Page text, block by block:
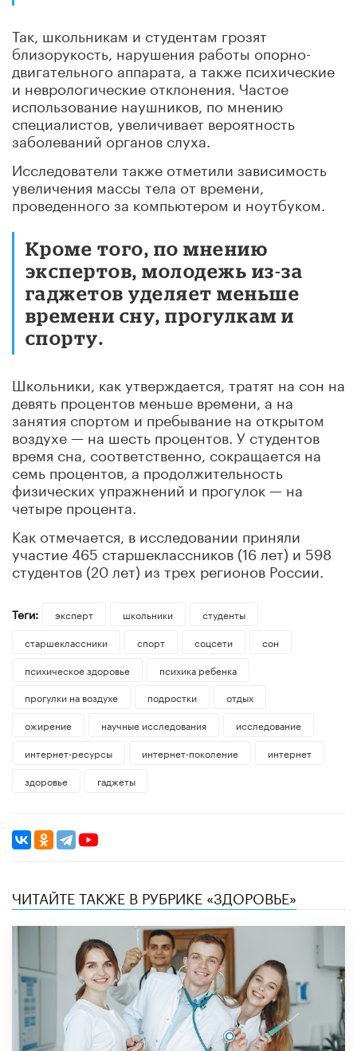
Так, школьникам и студентам грозят
близорукость, нарушения работы опорно-
двигательного аппарата, а также психические
и неврологические отклонения. Частое
использование наушников, по мнению
специалистов, увеличивает вероятность
заболеваний органов слуха.
Исследователи также отметили зависимость
увеличения массы тела от времени,
проведенного за компьютером и ноутбуком.
Кроме того, по мнению
экспертов, молодежь из-за
гаджетов уделяет меньше
времени сну, прогулкам и
спорту.
Школьники, как утверждается, тратят на сон на
девять процентов меньше времени, а на
занятия спортом и пребывание на открытом
воздухе — на шесть процентов. У студентов
время сна, соответственно, сокращается на
семь процентов, а продолжительность
физических упражнений и прогулок — на
четыре процента.
Как отмечается, в исследовании приняли
участие 465 старшеклассников (16 лет) и 598
студентов (20 лет) из трех регионов России.
Теги: эксперт школьники
студенты
старшеклассники
спорт соцсети
сон
психическое здоровье
психика ребенка
прогулки на воздухе
подростки
отдых
ожирение
научные исследования
исследование
интернет-ресурсы
интернет-поколение
интернет
здоровье
гаджеты
ЧИТАЙТЕ ТАКЖЕ В РУБРИКЕ «ЗДОРОВЬЕ»